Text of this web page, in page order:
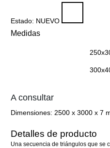
Estado: NUEVO
Medidas
A consultar
Dimensiones: 2500 x 3000 x 7
Detalles de producto
Una secuencia de triángulos que se